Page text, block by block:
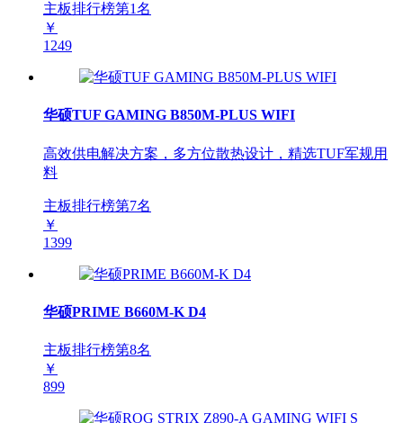
主板排行榜第1名
￥
1249
华硕TUF GAMING B850M-PLUS WIFI
高效供电解决方案，多方位散热设计，精选TUF军规用
料
主板排行榜第7名
￥
1399
华硕PRIME B660M-K D4
主板排行榜第8名
￥
899